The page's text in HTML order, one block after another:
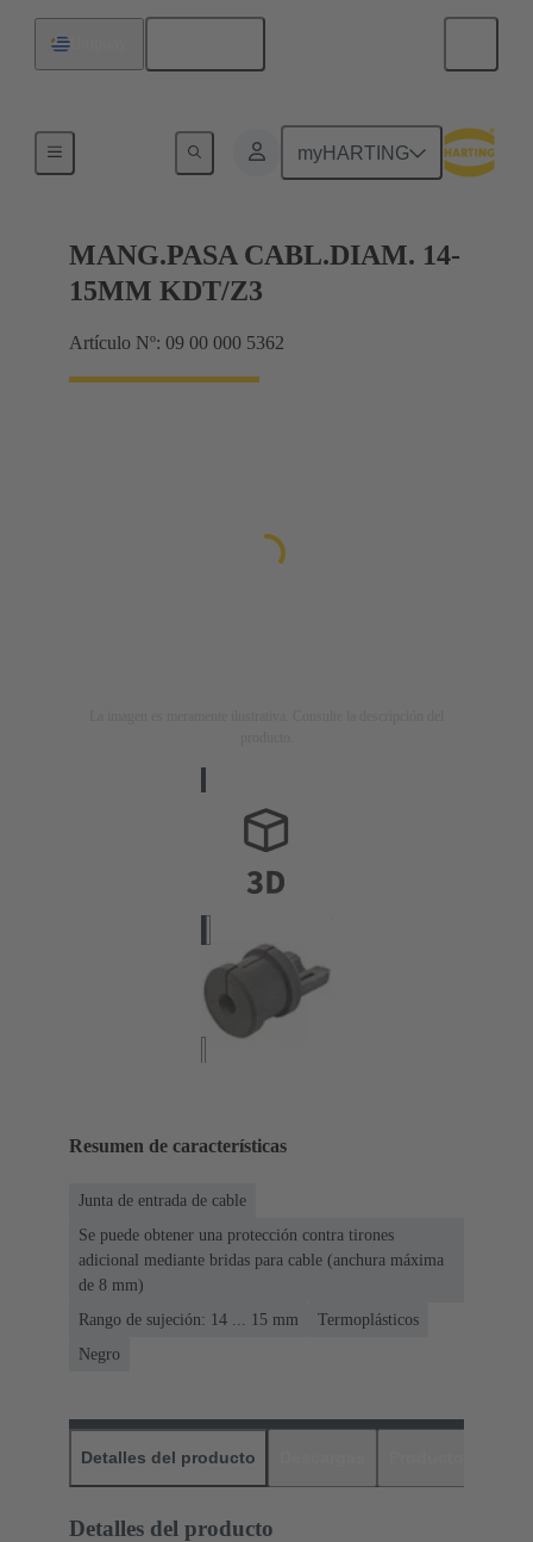
myHARTING
MANG.PASA CABL.DIAM. 14-
15MM KDT/Z3
Artículo Nº: 09 00 000 5362
Resumen de características
Junta de entrada de cable
Se puede obtener una protección contra tirones
adicional mediante bridas para cable (anchura máxima
de 8 mm)
Rango de sujeción: 14 ... 15 mm
Termoplásticos
Negro
Detalles del producto
Detalles del producto